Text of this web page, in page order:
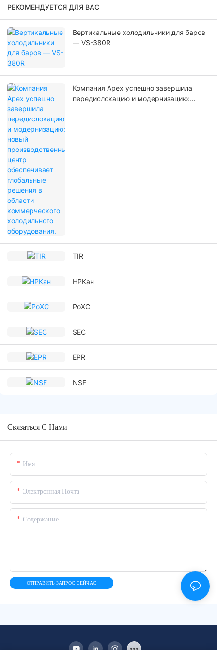
РЕКОМЕНДУЕТСЯ ДЛЯ ВАС
Вертикальные холодильники для баров
— VS-380R
Компания Apex успешно завершила
передислокацию и модернизацию:
TIR
НРКан
РоХС
SEC
EPR
NSF
Связаться С Нами
Имя
Электронная Почта
Содержание
ОТПРАВИТЬ ЗАПРОС СЕЙЧАС